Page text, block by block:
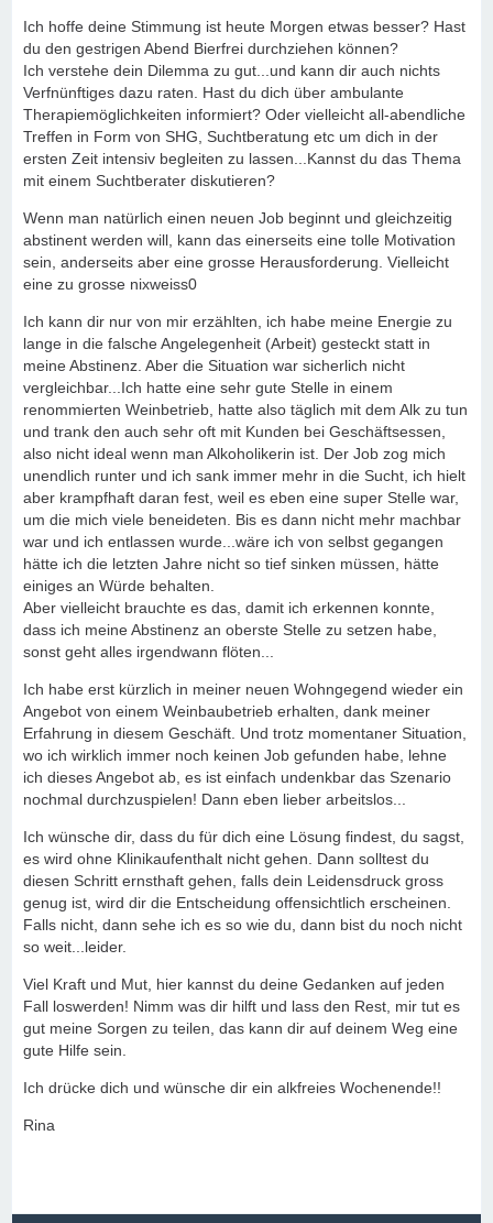
Ich hoffe deine Stimmung ist heute Morgen etwas besser? Hast
du den gestrigen Abend Bierfrei durchziehen können?
Ich verstehe dein Dilemma zu gut...und kann dir auch nichts
Verfnünftiges dazu raten. Hast du dich über ambulante
Therapiemöglichkeiten informiert? Oder vielleicht all-abendliche
Treffen in Form von SHG, Suchtberatung etc um dich in der
ersten Zeit intensiv begleiten zu lassen...Kannst du das Thema
mit einem Suchtberater diskutieren?
Wenn man natürlich einen neuen Job beginnt und gleichzeitig
abstinent werden will, kann das einerseits eine tolle Motivation
sein, anderseits aber eine grosse Herausforderung. Vielleicht
eine zu grosse nixweiss0
Ich kann dir nur von mir erzählten, ich habe meine Energie zu
lange in die falsche Angelegenheit (Arbeit) gesteckt statt in
meine Abstinenz. Aber die Situation war sicherlich nicht
vergleichbar...Ich hatte eine sehr gute Stelle in einem
renommierten Weinbetrieb, hatte also täglich mit dem Alk zu tun
und trank den auch sehr oft mit Kunden bei Geschäftsessen,
also nicht ideal wenn man Alkoholikerin ist. Der Job zog mich
unendlich runter und ich sank immer mehr in die Sucht, ich hielt
aber krampfhaft daran fest, weil es eben eine super Stelle war,
um die mich viele beneideten. Bis es dann nicht mehr machbar
war und ich entlassen wurde...wäre ich von selbst gegangen
hätte ich die letzten Jahre nicht so tief sinken müssen, hätte
einiges an Würde behalten.
Aber vielleicht brauchte es das, damit ich erkennen konnte,
dass ich meine Abstinenz an oberste Stelle zu setzen habe,
sonst geht alles irgendwann flöten...
Ich habe erst kürzlich in meiner neuen Wohngegend wieder ein
Angebot von einem Weinbaubetrieb erhalten, dank meiner
Erfahrung in diesem Geschäft. Und trotz momentaner Situation,
wo ich wirklich immer noch keinen Job gefunden habe, lehne
ich dieses Angebot ab, es ist einfach undenkbar das Szenario
nochmal durchzuspielen! Dann eben lieber arbeitslos...
Ich wünsche dir, dass du für dich eine Lösung findest, du sagst,
es wird ohne Klinikaufenthalt nicht gehen. Dann solltest du
diesen Schritt ernsthaft gehen, falls dein Leidensdruck gross
genug ist, wird dir die Entscheidung offensichtlich erscheinen.
Falls nicht, dann sehe ich es so wie du, dann bist du noch nicht
so weit...leider.
Viel Kraft und Mut, hier kannst du deine Gedanken auf jeden
Fall loswerden! Nimm was dir hilft und lass den Rest, mir tut es
gut meine Sorgen zu teilen, das kann dir auf deinem Weg eine
gute Hilfe sein.
Ich drücke dich und wünsche dir ein alkfreies Wochenende!!
Rina